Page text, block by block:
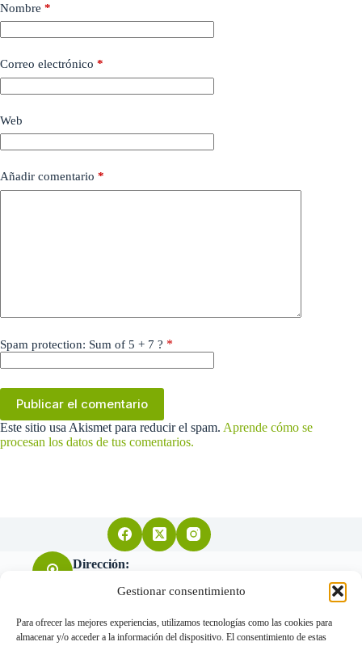
Gestionar consentimiento
Para ofrecer las mejores experiencias, utilizamos tecnologías como las cookies para
almacenar y/o acceder a la información del dispositivo. El consentimiento de estas
Nombre *
Correo electrónico *
Web
Añadir comentario *
Spam protection: Sum of 5 + 7 ? *
Publicar el comentario
Este sitio usa Akismet para reducir el spam. Aprende cómo se
procesan los datos de tus comentarios.
Dirección: